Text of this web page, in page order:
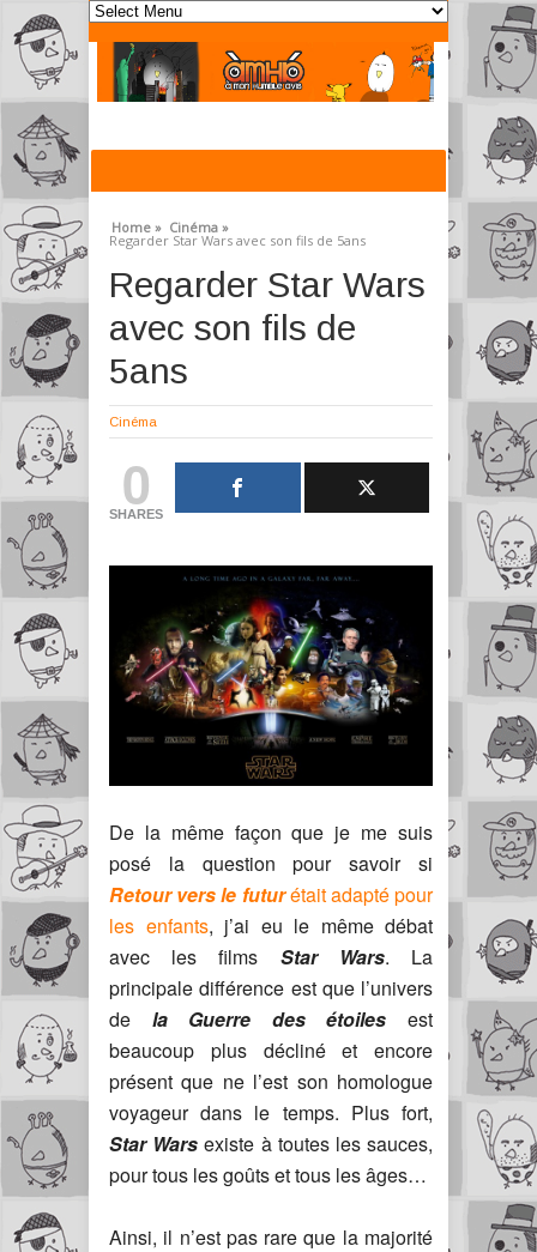
Home » Cinéma »
Regarder Star Wars avec son fils de 5ans
Regarder Star Wars
avec son fils de
5ans
Cinéma
0
SHARES
De la même façon que je me suis
posé la question pour savoir si
Retour vers le futurétait adapté pour
les enfants, j’ai eu le même débat
avec les films Star Wars. La
principale différence est que l’univers
de la Guerre des étoiles est
beaucoup plus décliné et encore
présent que ne l’est son homologue
voyageur dans le temps. Plus fort,
Star Wars existe à toutes les sauces,
pour tous les goûts et tous les âges…
Ainsi, il n’est pas rare que la majorité